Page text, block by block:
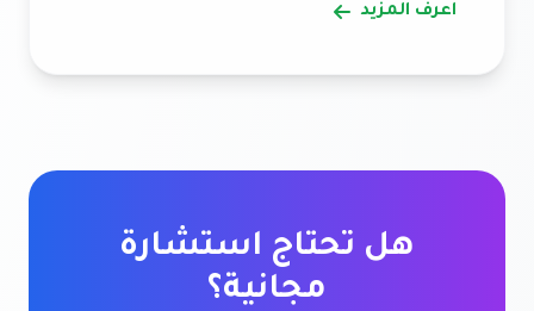
اعرف المزيد
هل تحتاج استشارة
مجانية؟